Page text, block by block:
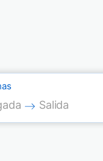
the down arrow
Press the
Salida